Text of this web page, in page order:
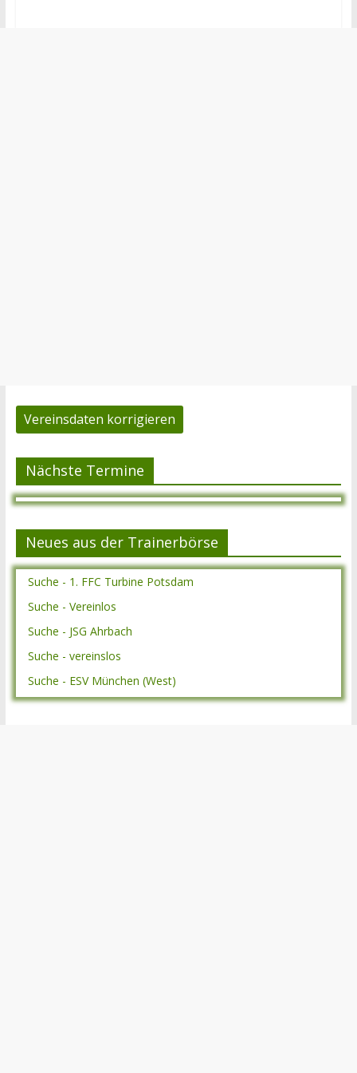
Vereinsdaten korrigieren
Nächste Termine
Neues aus der Trainerbörse
Suche - 1. FFC Turbine Potsdam
Suche - Vereinlos
Suche - JSG Ahrbach
Suche - vereinslos
Suche - ESV München (West)